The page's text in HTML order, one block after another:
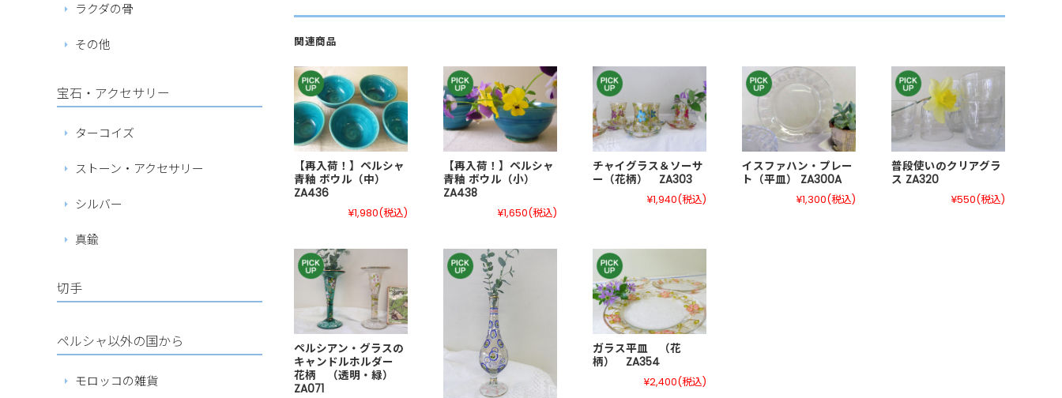
関連商品
【再入荷！】ペルシャ
青釉 ボウル（中）
ZA436
¥1,980(税込)
【再入荷！】ペルシャ
青釉 ボウル（小）
ZA438
¥1,650(税込)
チャイグラス＆ソーサ
ー（花柄） ZA303
¥1,940(税込)
イスファハン・プレー
ト（平皿） ZA300A
¥1,300(税込)
普段使いのクリアグラ
ス ZA320
¥550(税込)
ペルシアン・グラスの
キャンドルホルダー
花柄 （透明・緑）
ZA071
ガラス平皿 （花
柄） ZA354
¥2,400(税込)
ラクダの骨
その他
宝石・アクセサリー
ターコイズ
ストーン・アクセサリー
シルバー
真鍮
切手
ペルシャ以外の国から
モロッコの雑貨